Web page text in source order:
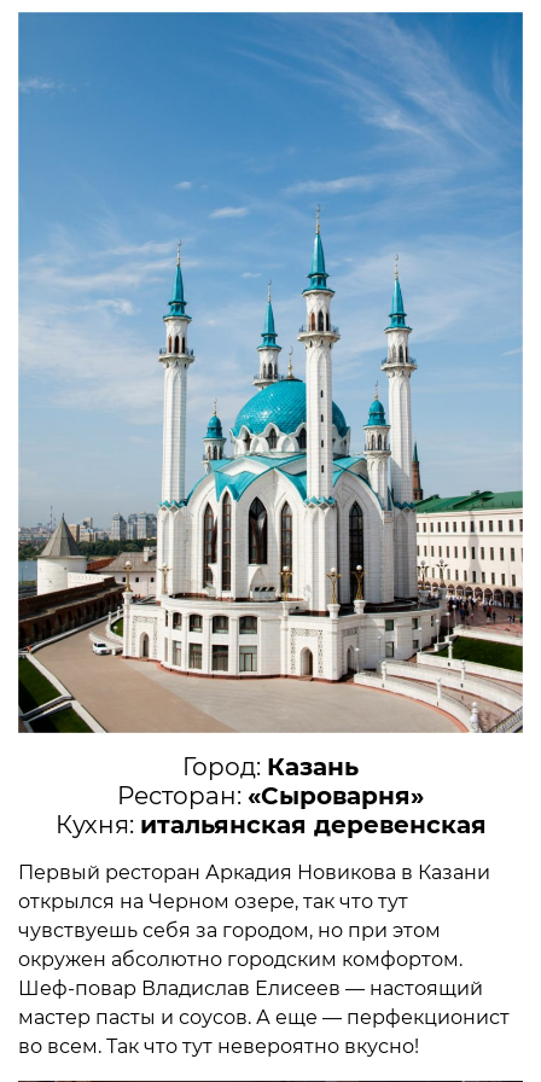
Город: Казань
Ресторан: «Сыроварня»
Кухня: итальянская деревенская
Первый ресторан Аркадия Новикова в Казани
открылся на Черном озере, так что тут
чувствуешь себя за городом, но при этом
окружен абсолютно городским комфортом.
Шеф-повар Владислав Елисеев — настоящий
мастер пасты и соусов. А еще — перфекционист
во всем. Так что тут невероятно вкусно!